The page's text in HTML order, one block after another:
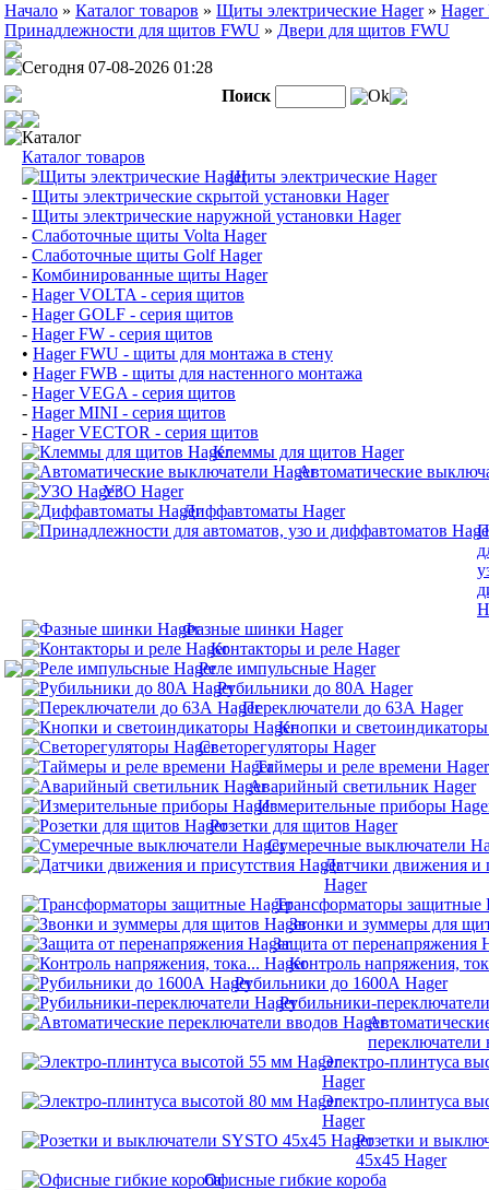
Начало » Каталог товаров » Щиты электрические Hager» Hager
Принадлежности для щитов FWU » Двери для щитов FWU
Сегодня 07-08-2026 01:28
Поиск
Ok
Каталог
Каталог товаров
Щиты электрические Hager
- Щиты электрические скрытой установки Hager
- Щиты электрические наружной установки Hager
- Слаботочные щиты Volta Hager
- Слаботочные щиты Golf Hager
- Комбинированные щиты Hager
- Hager VOLTA - серия щитов
- Hager GOLF - серия щитов
- Hager FW - серия щитов
• Hager FWU - щиты для монтажа в стену
• Hager FWB - щиты для настенного монтажа
- Hager VEGA - серия щитов
- Hager MINI - серия щитов
- Hager VECTOR - серия щитов
Клеммы для щитов Hager
Автоматические
УЗО Hager
Диффавтоматы Hager
Фазные шинки Hager
Контакторы и реле Hager
Реле импульсные Hager
Рубильники до 80А Hager
Переключатели до 63А Hager
Кнопки и
Светорегуляторы Hager
Таймеры и реле времени Hager
Аварийный светильник Hager
Измерительные приборы
Розетки для щитов Hager
Сумеречные выключатели
Датчики движения и
Hager
Трансформаторы защитные
Звонки и зуммеры для
Защита от перенапряжения
Контроль напряжения,
Рубильники до 1600А Hager
Рубильники-
переключатели
Электро-плинтуса
Hager
Электро-плинтуса
Hager
Розетки и
45х45 Hager
Офисные гибкие короба